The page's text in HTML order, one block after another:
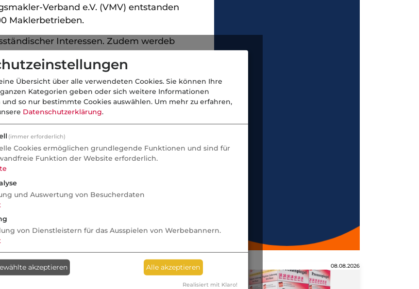
Verband e.V. (VMV) entstanden
Maklerbetrieben.
Interessen. Zudem werdeb
08.08.2026
Übersicht über alle verwendeten Cookies. Sie können Ihre
Kategorien geben oder sich weitere Informationen
und so nur bestimmte Cookies auswählen. Um mehr zu erfahren,
Datenschutzerklärung.
(immer erforderlich)
Cookies ermöglichen grundlegende Funktionen und sind für
Funktion der Website erforderlich.
und Auswertung von Besucherdaten
von Dienstleistern für das Ausspielen von Werbebannern.
akzeptieren Alle akzeptieren
Realisiert mit Klaro!